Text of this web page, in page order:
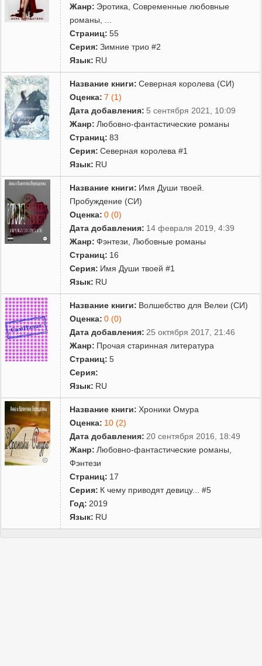
Жанр: Эротика ,Современные любовные
романы
Страниц: 55
Серия: Зимние трио #2
Язык: RU
Название книги: Северная королева (СИ)
Оценка: 7 (1)
Дата добавления: 5 сентября 2021, 10:09
Жанр: Любовно-фантастические романы
Страниц: 83
Серия: Северная королева #1
Язык: RU
Название книги: Имя Души твоей.
Пробуждение (СИ)
Оценка: 0 (0)
Дата добавления: 14 февраля 2019, 4:39
Жанр: Фэнтези
Любовные романы
Страниц: 16
Серия: Имя Души твоей #1
Язык: RU
Название книги: Волшебство для Велеи (СИ)
Оценка: 0 (0)
Дата добавления: 25 октября 2017, 21:46
Жанр: Прочая старинная литература
Страниц: 5
Серия:
Язык: RU
Название книги: Хроники Омура
Оценка: 10 (2)
Дата добавления: 20 сентября 2016, 18:49
Жанр: Любовно-фантастические романы
Фэнтези
Страниц: 17
Серия: К чему приводят девицу... #5
Год: 2019
Язык: RU